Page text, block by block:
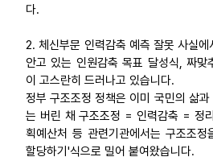
다.
2. 체신부문 인력감축 예측 잘못 사실에
안고 있는 인원감축 목표 달성식, 짜맞
이 고스란히 드러나고 있습니다.
정부 구조조정 정책은 이미 국민의 삶
는 버린 채 구조조정 = 인력감축 = 정
획예산처 등 관련기관에서는 구조조
할당하기'식으로 밀어 붙여왔습니다.